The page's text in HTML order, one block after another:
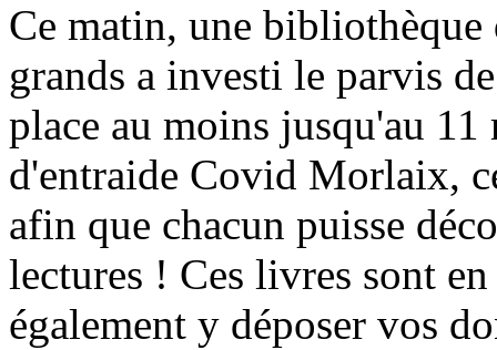
Ce matin, une
grands a investi le parvis
place au moins jusqu'au
d'entraide Covid Morlaix,
afin que chacun puisse
lectures ! Ces livres sont
également y déposer vos